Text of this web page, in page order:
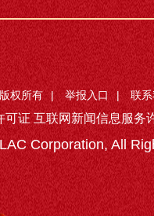
权所有 | 举报入口 | 联
可证 互联网新闻信息服务
Corporation, All